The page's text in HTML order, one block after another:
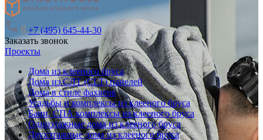
+7 (495) 645-44-30
Заказать звонок
Проекты
Дома из клееного бруса
Дома из СЛТ (CLT) панелей
Дома в стиле фахверк
Усадьбы и комплексы из клееного бруса
Бани, СПА комплексы из клееного бруса
Одноэтажные дома из клееного бруса
Двухэтажные дома из клееного бруса